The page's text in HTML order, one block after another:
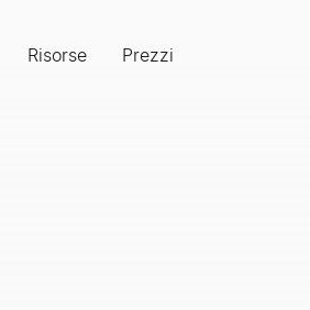
Risorse Prezzi